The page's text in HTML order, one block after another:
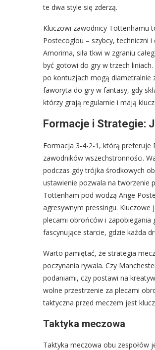
te dwa style się zderzą.
Kluczowi zawodnicy Tottenhamu
Postecoglou – szybcy, techniczni
Amorima, siła tkwi w zgraniu
być gotowi do gry w trzech
po kontuzjach mogą diametralnie
faworyta do gry w fantasy, gdy
którzy grają regularnie i mają
Formacje i Strategie:
Formacja 3-4-2-1, którą preferuje
zawodników wszechstronności.
podczas gdy trójka środkowych
ustawienie pozwala na tworzenie
Tottenham pod wodzą Ange
agresywnym pressingu. Kluczowe
plecami obrońców i zapobiegania
fascynujące starcie, gdzie każda
Warto pamiętać, że strategia
poczynania rywala. Czy
podaniami, czy postawi na
wolne przestrzenie za plecami
taktyczna przed meczem jest
Taktyka meczowa
Taktyka meczowa obu zespołów